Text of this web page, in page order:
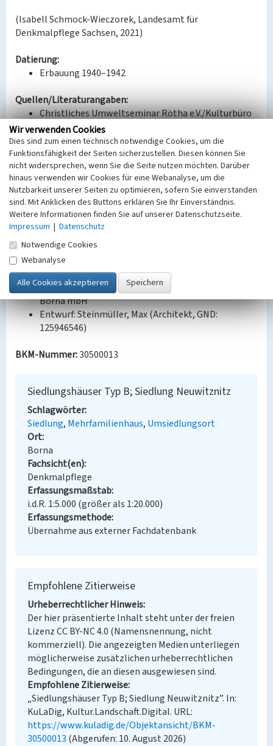
(Isabell Schmock-Wieczorek, Landesamt für
Denkmalpflege Sachsen, 2021)
Datierung:
Erbauung 1940–1942
Quellen/Literaturangaben:
Christliches Umweltseminar Rötha e.V./Kulturbüro
im Werk Espenhain (Hg.): Glück auf, Witznitz!
Südraum Journal 10. Leipzig 1999, S. 37-40.
Förderverein des Museums der Stadt Borna e. V. (Hg.):
Von Abtei bis Zwiebelhaus. Ein Lexikon zur
Geschichte der Stadt Borna. Borna 2001, S. 164 f.,
241, 289.
Bauaktenarchiv Borna, Seumestr. 2-8.
Bauaktenarchiv Borna, Tummelwitzer Str. 2-22.
Bauherr / Auftraggeber:
Eigentümer: Deutsche Erdöl AG (DEA) (GND:
1075343917)
Bauherr: Gemeinnützige Wohnungsbaugesllschaft
Borna mbH
Entwurf: Steinmüller, Max (Architekt, GND:
125946546)
BKM-Nummer:30500013
Siedlungshäuser Typ B; Siedlung Neuwitznitz
Schlagwörter
Siedlung Mehrfamilienhaus Umsiedlungsort
Ort
Borna
Fachsicht(en)
Denkmalpflege
Erfassungsmaßstab
i.d.R. 1:5.000 (größer als 1:20.000)
Erfassungsmethode
Übernahme aus externer Fachdatenbank
Empfohlene Zitierweise
Urheberrechtlicher Hinweis
Der hier präsentierte Inhalt steht unter der freien
Lizenz CC BY-NC 4.0 (Namensnennung, nicht
kommerziell). Die angezeigten Medien unterliegen
möglicherweise zusätzlichen urheberrechtlichen
Bedingungen, die an diesen ausgewiesen sind.
Empfohlene Zitierweise
„Siedlungshäuser Typ B; Siedlung Neuwitznitz”. In:
KuLaDig, Kultur.Landschaft.Digital. URL:
https://www.kuladig.de/Objektansicht/BKM-
30500013 (Abgerufen: 10. August 2026)
Wir verwenden Cookies
Dies sind zum einen technisch notwendige Cookies, um die
Funktionsfähigkeit der Seiten sicherzustellen. Diesen können Sie
nicht widersprechen, wenn Sie die Seite nutzen möchten. Darüber
hinaus verwenden wir Cookies für eine Webanalyse, um die
Nutzbarkeit unserer Seiten zu optimieren, sofern Sie einverstanden
sind. Mit Anklicken des Buttons erklären Sie Ihr Einverständnis.
Weitere Informationen finden Sie auf unserer Datenschutzseite.
Impressum | Datenschutz
Notwendige Cookies
Webanalyse